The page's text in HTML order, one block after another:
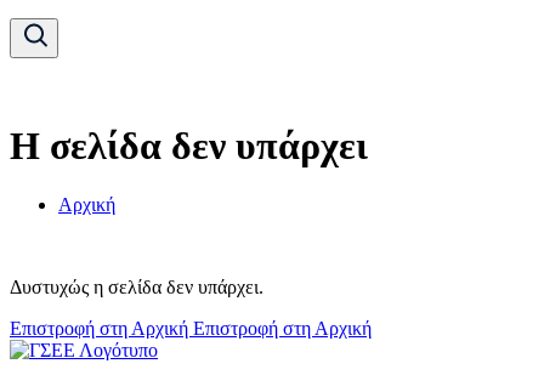
Η σελίδα δεν υπάρχει
Αρχική
Δυστυχώς η σελίδα δεν υπάρχει.
Επιστροφή στη Αρχική Επιστροφή στη Αρχική